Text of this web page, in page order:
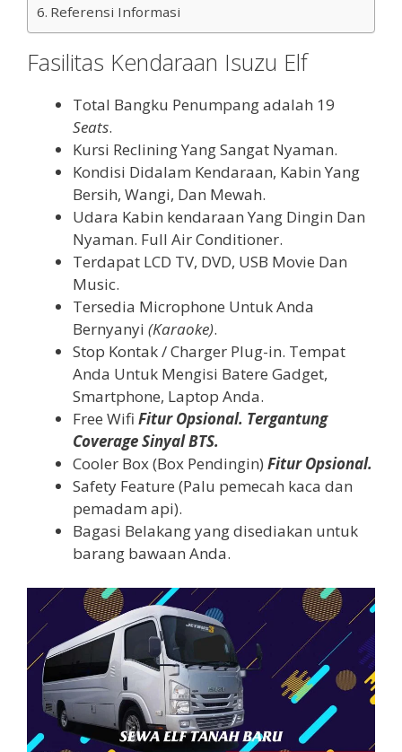
Referensi Informasi
Fasilitas Kendaraan Isuzu Elf
Total Bangku Penumpang adalah 19
Seats.
Kursi Reclining Yang Sangat Nyaman.
Kondisi Didalam Kendaraan, Kabin Yang
Bersih, Wangi, Dan Mewah.
Udara Kabin kendaraan Yang Dingin Dan
Nyaman. Full Air Conditioner.
Terdapat LCD TV, DVD, USB Movie Dan
Music.
Tersedia Microphone Untuk Anda
Bernyanyi (Karaoke).
Stop Kontak / Charger Plug-in. Tempat
Anda Untuk Mengisi Batere Gadget,
Smartphone, Laptop Anda.
Free Wifi Fitur Opsional. Tergantung
Coverage Sinyal BTS.
Cooler Box (Box Pendingin) Fitur Opsional.
Safety Feature (Palu pemecah kaca dan
pemadam api).
Bagasi Belakang yang disediakan untuk
barang bawaan Anda.